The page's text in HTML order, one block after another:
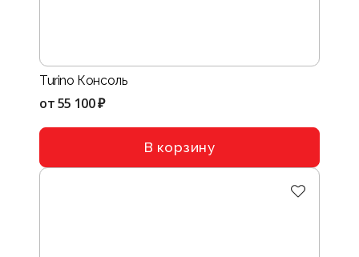
Turino Консоль
от55 100 ₽
В корзину